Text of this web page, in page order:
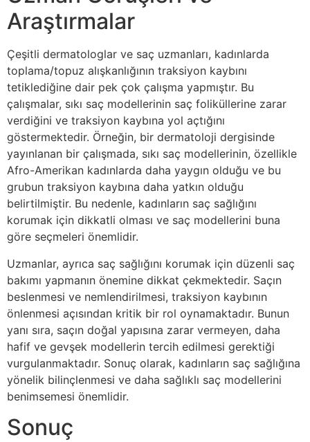
Araştırmalar
Çeşitli dermatologlar ve saç uzmanları, kadınlarda
toplama/topuz alışkanlığının traksiyon kaybını
tetiklediğine dair pek çok çalışma yapmıştır. Bu
çalışmalar, sıkı saç modellerinin saç foliküllerine zarar
verdiğini ve traksiyon kaybına yol açtığını
göstermektedir. Örneğin, bir dermatoloji dergisinde
yayınlanan bir çalışmada, sıkı saç modellerinin, özellikle
Afro-Amerikan kadınlarda daha yaygın olduğu ve bu
grubun traksiyon kaybına daha yatkın olduğu
belirtilmiştir. Bu nedenle, kadınların saç sağlığını
korumak için dikkatli olması ve saç modellerini buna
göre seçmeleri önemlidir.
Uzmanlar, ayrıca saç sağlığını korumak için düzenli saç
bakımı yapmanın önemine dikkat çekmektedir. Saçın
beslenmesi ve nemlendirilmesi, traksiyon kaybının
önlenmesi açısından kritik bir rol oynamaktadır. Bunun
yanı sıra, saçın doğal yapısına zarar vermeyen, daha
hafif ve gevşek modellerin tercih edilmesi gerektiği
vurgulanmaktadır. Sonuç olarak, kadınların saç sağlığına
yönelik bilinçlenmesi ve daha sağlıklı saç modellerini
benimsemesi önemlidir.
Sonuç